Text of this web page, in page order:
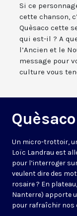
Si ce
cette chanson,
Quèsaco cette
qui est-il ? A
l’Ancien et le
message pour
culture vous
Quèsaco
Un micro-trottoir,
Loïc Landrau est
pour l’interroger
veulent dire des
rosaire ? En
Nanterre) apporte
pour rafraîchir nos